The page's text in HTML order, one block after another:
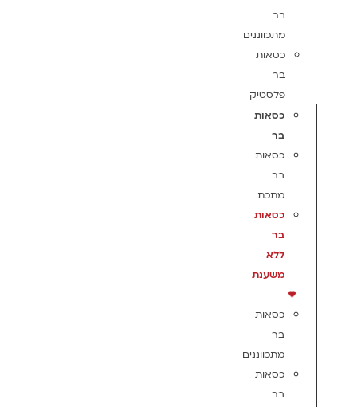
בר
מתכווננים
כסאות
בר
פלסטיק
כסאות
בר
כסאות
בר
מתכת
כסאות
בר
ללא
משענת
כסאות
בר
מתכווננים
כסאות
בר